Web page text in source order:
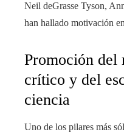
Neil deGrasse Tyson,
han hallado motivación
Promoción del
crítico y del
ciencia
Uno de los pilares más